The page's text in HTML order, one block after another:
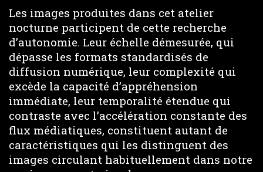
Les images produites dans cet atelier
nocturne participent de cette recherche
d’autonomie. Leur échelle démesurée, qui
dépasse les formats standardisés de
diffusion numérique, leur complexité qui
excède la capacité d’appréhension
immédiate, leur temporalité étendue qui
contraste avec l’accélération constante des
flux médiatiques, constituent autant de
caractéristiques qui les distinguent des
images circulant habituellement dans notre